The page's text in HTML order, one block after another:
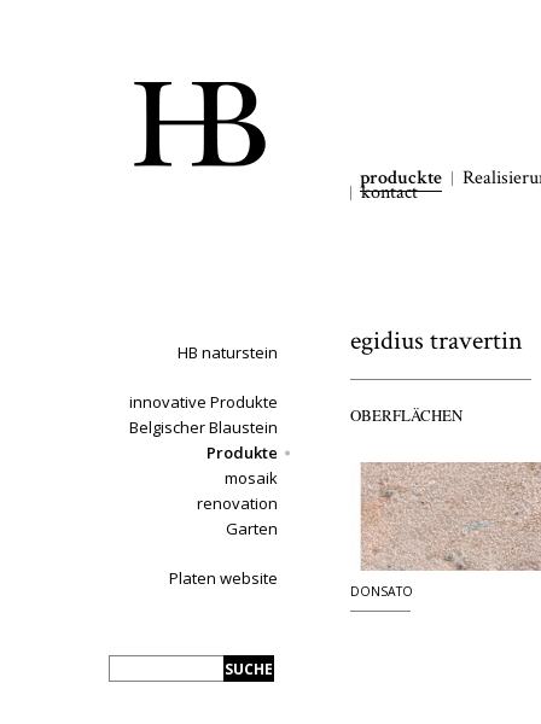
produckte
kontact
HB naturstein
innovative Produkte
Belgischer Blaustein
Produkte
mosaik
renovation
Garten
Platen website
egidius travertin
OBERFLÄCHEN
DONSATO